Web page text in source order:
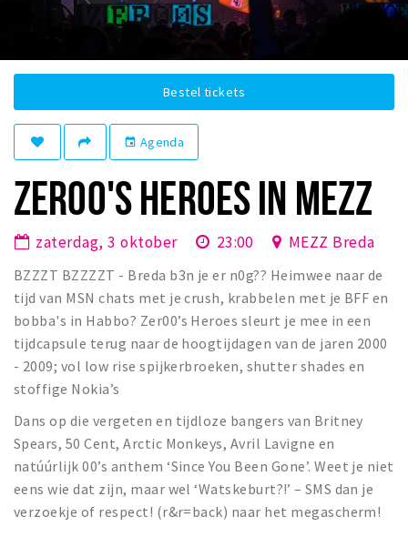
Recreatief
Winkels
Parkeren
Musea, theaters & podia
Toeristische routes
Natuurgebieden
Baroniepoorten
Sport
Privacy
Inloggen
Bestel tickets
event Agenda
ZER00'S HEROES IN MEZZ
zaterdag, 3 oktober 23:00 MEZZ Breda
BZZZT BZZZZT - Breda b3n je er n0g?? Heimwee naar de
tijd van MSN chats met je crush, krabbelen met je BFF en
bobba's in Habbo? Zer00’s Heroes sleurt je mee in een
tijdcapsule terug naar de hoogtijdagen van de jaren 2000
- 2009; vol low rise spijkerbroeken, shutter shades en
stoffige Nokia’s
Dans op die vergeten en tijdloze bangers van Britney
Spears, 50 Cent, Arctic Monkeys, Avril Lavigne en
natúúrlijk 00’s anthem ‘Since You Been Gone’. Weet je niet
eens wie dat zijn, maar wel ‘Watskeburt?!’ – SMS dan je
verzoekje of respect! (r&r=back) naar het megascherm!